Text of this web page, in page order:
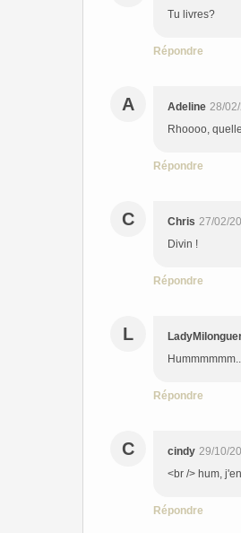
Tu livres?
Répondre
A Adeline 28/
Rhoooo,
Répondre
C Chris 27/02/
Divin !
Répondre
L
Répondre
C cindy 29/10/
<br /> hum,
Répondre